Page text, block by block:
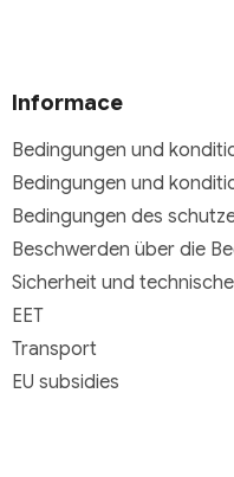
Informace
Bedingungen und
Bedingungen und
Bedingungen des
Beschwerden über die
Sicherheit und
EET
Transport
EU subsidies